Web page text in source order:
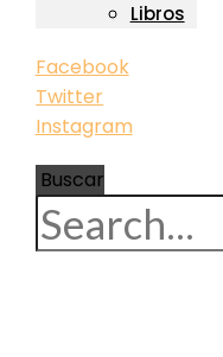
Libros
Facebook
Twitter
Instagram
Buscar